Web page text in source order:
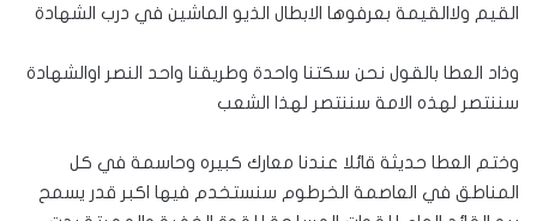
القيم ولاالقيمة بعرفوها الابطال الذيو الماشين في درب الشهادة
وذاد العطا بالقول نحن سكتنا واحدة وطريقنا واحد النصر اوالشهادة
سننتصر لهذه الامة سننتصر لهذا الشعب
وختم العطا حديثة قائلا عندنا معارك كبيره وحاسمة في كل
المناطق في العاصمة الخرطوم سنستخدم فيها اكبر قدر يسمح